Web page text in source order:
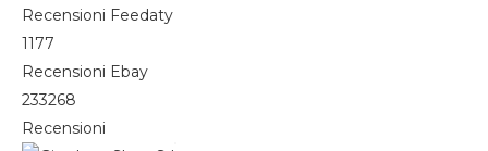
Recensioni Feedaty
1177
Recensioni Ebay
233268
Recensioni